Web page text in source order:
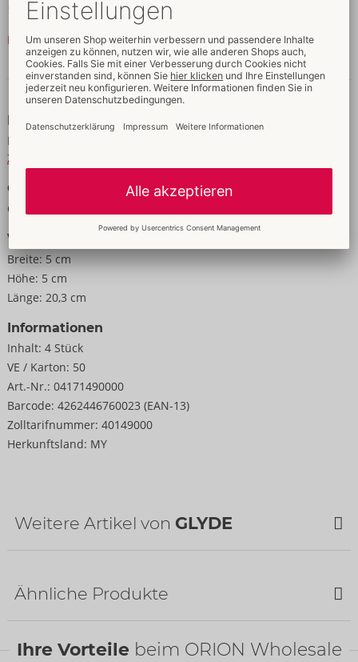
schnell einsatzbereit.
4 Stück.
Mehr lesen
Daten & Eigenschaften
Daten
Material:
Zur Materialkunde
Größe
Gewicht:
Verpackung
Breite: 5 cm
Höhe: 5 cm
Länge: 20,3 cm
Informationen
Inhalt: 4 Stück
VE / Karton: 50
Art.-Nr.: 04171490000
Barcode: 4262446760023 (EAN-13)
Zolltarifnummer: 40149000
Herkunftsland: MY
Weitere Artikel von GLYDE
Ähnliche Produkte
Ihre Vorteile beim ORION Wholesale